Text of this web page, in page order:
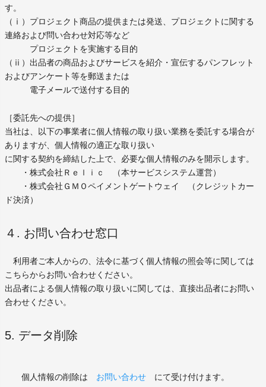
す。
（ⅰ）プロジェクト商品の提供または発送、プロジェクトに関する
連絡および問い合わせ対応等など
プロジェクトを実施する目的
（ⅱ）出品者の商品およびサービスを紹介・宣伝するパンフレット
およびアンケート等を郵送または
電子メールで送付する目的
［委託先への提供］
当社は、以下の事業者に個人情報の取り扱い業務を委託する場合が
ありますが、個人情報の適正な取り扱い
に関する契約を締結した上で、必要な個人情報のみを開示します。
・株式会社Ｒｅｌｉｃ （本サービスシステム運営）
・株式会社ＧＭＯペイメントゲートウェイ （クレジットカー
ド決済）
４. お問い合わせ窓口
利用者ご本人からの、法令に基づく個人情報の照会等に関しては
こちらからお問い合わせください。
出品者による個人情報の取り扱いに関しては、直接出品者にお問い
合わせください。
5. データ削除
個人情報の削除は お問い合わせ にて受け付けます。